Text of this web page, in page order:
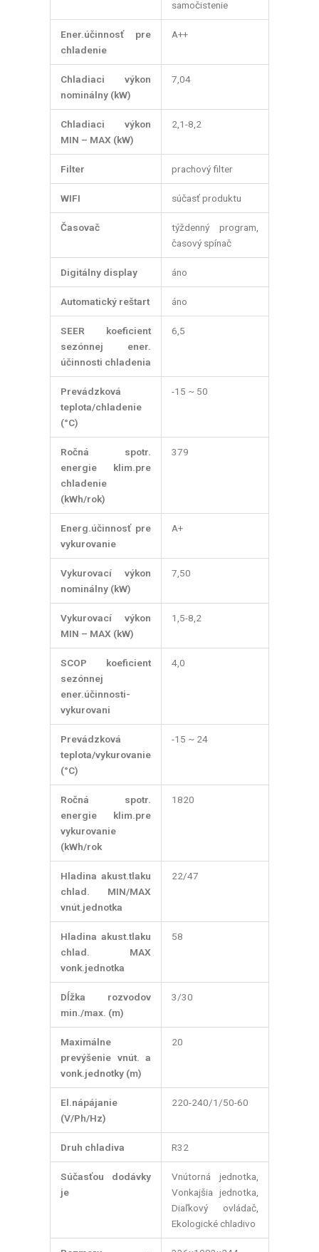
samočistenie
Ener.účinnosť pre
chladenie
A++
Chladiaci výkon
nominálny (kW)
7,04
Chladiaci výkon
MIN – MAX (kW)
2,1-8,2
Filter prachový filter
WIFI súčasť produktu
Časovač
týždenný program,
časový spínač
Digitálny display áno
Automatický reštart áno
SEER koeficient
sezónnej ener.
účinnosti chladenia
6,5
Prevádzková
teplota/chladenie
(°C)
-15 ~ 50
Ročná spotr.
energie klim.pre
chladenie
(kWh/rok)
379
Energ.účinnosť pre
vykurovanie
A+
Vykurovací výkon
nominálny (kW)
7,50
Vykurovací výkon
MIN – MAX (kW)
1,5-8,2
SCOP koeficient
sezónnej
ener.účinnosti-
vykurovani
4,0
Prevádzková
teplota/vykurovanie
(°C)
-15 ~ 24
Ročná spotr.
energie klim.pre
vykurovanie
(kWh/rok
1820
Hladina akust.tlaku
chlad. MIN/MAX
vnút.jednotka
22/47
Hladina akust.tlaku
chlad. MAX
vonk.jednotka
58
Dĺžka rozvodov
min./max. (m)
3/30
Maximálne
prevýšenie vnút. a
vonk.jednotky (m)
20
El.nápájanie
(V/Ph/Hz)
220-240/1/50-60
Druh chladiva R32
Súčasťou dodávky
je
Vnútorná jednotka,
Vonkajšia jednotka,
Diaľkový ovládač,
Ekologické chladivo